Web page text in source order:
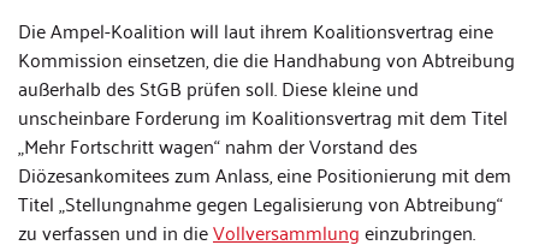
Die Ampel-Koalition will laut ihrem Koalitionsvertrag eine
Kommission einsetzen, die die Handhabung von Abtreibung
außerhalb des StGB prüfen soll. Diese kleine und
unscheinbare Forderung im Koalitionsvertrag mit dem Titel
„Mehr Fortschritt wagen“ nahm der Vorstand des
Diözesankomitees zum Anlass, eine Positionierung mit dem
Titel „Stellungnahme gegen Legalisierung von Abtreibung“
zu verfassen und in dieVollversammlungeinzubringen.